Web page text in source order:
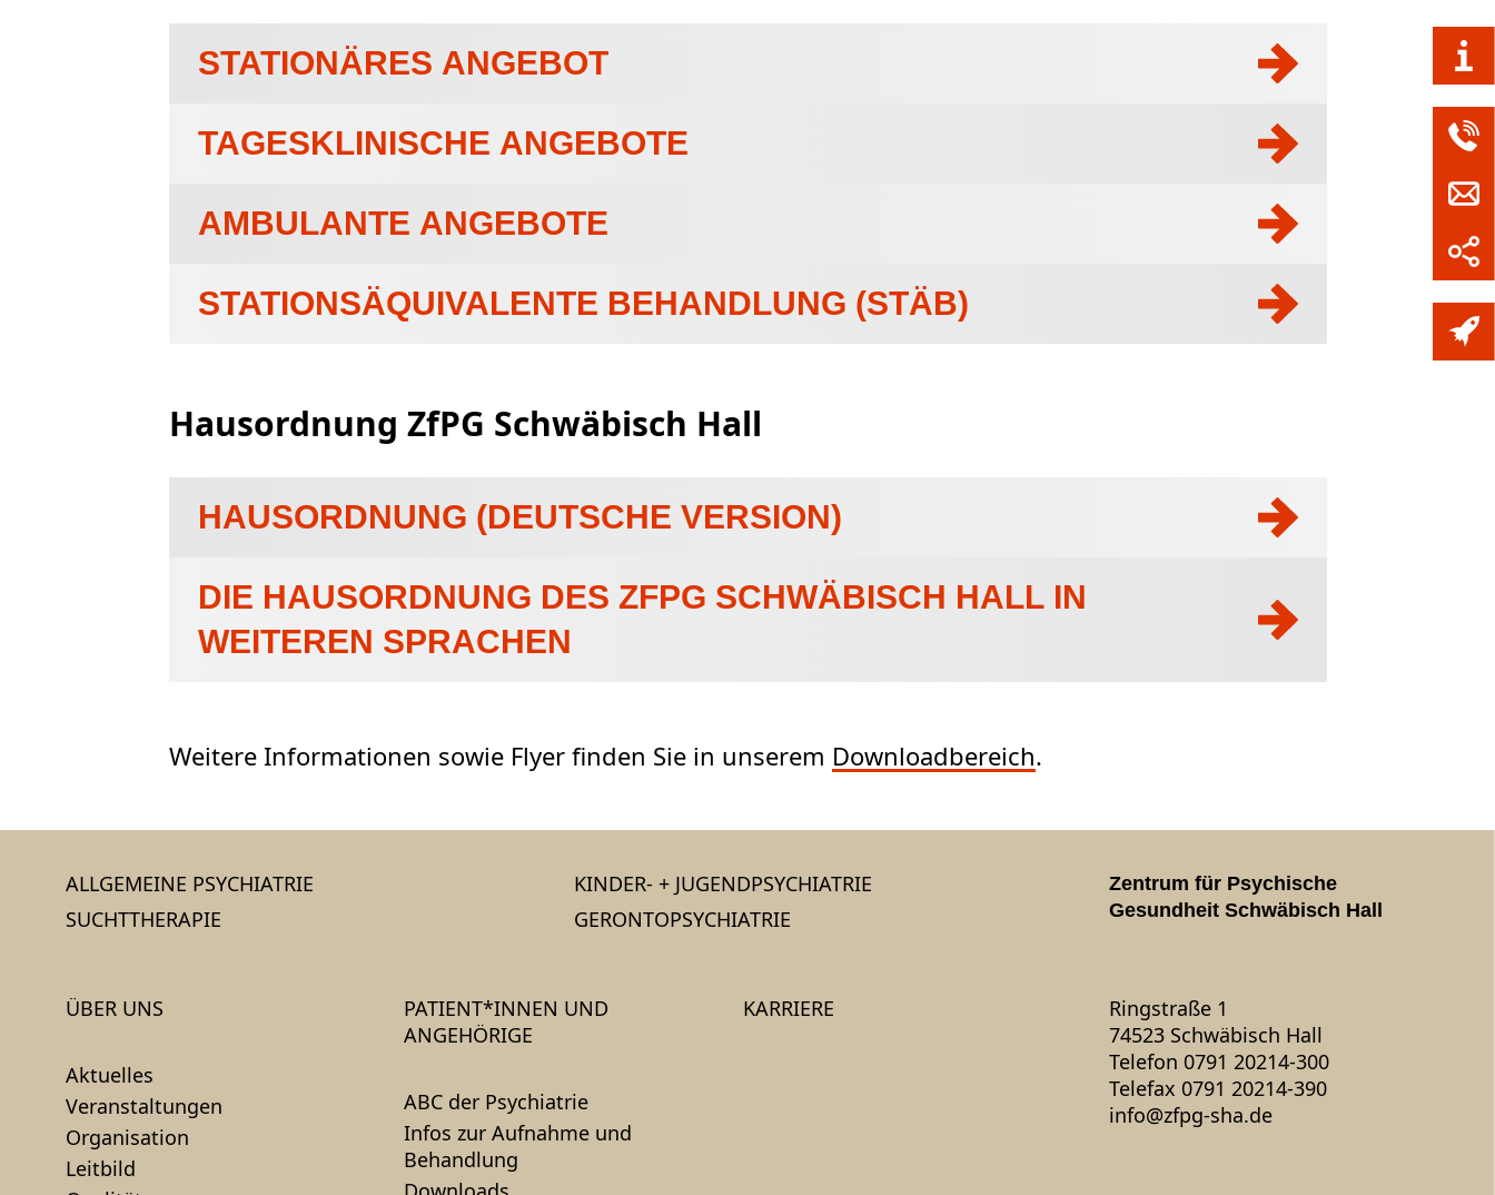
STATIONÄRES ANGEBOT
TAGESKLINISCHE ANGEBOTE
AMBULANTE ANGEBOTE
STATIONSÄQUIVALENTE BEHANDLUNG (STÄB)
Hausordnung ZfPG Schwäbisch Hall
HAUSORDNUNG (DEUTSCHE VERSION)
DIE HAUSORDNUNG DES ZFPG SCHWÄBISCH HALL IN
WEITEREN SPRACHEN
Weitere Informationen sowie Flyer finden Sie in unserem Downloadbereich.
ALLGEMEINE PSYCHIATRIE
SUCHTTHERAPIE
KINDER- + JUGENDPSYCHIATRIE
GERONTOPSYCHIATRIE
Zentrum für Psychische
Gesundheit Schwäbisch Hall
ÜBER UNS
Aktuelles
Veranstaltungen
Organisation
Leitbild
PATIENT*INNEN UND
ANGEHÖRIGE
ABC der Psychiatrie
Infos zur Aufnahme und
Behandlung
KARRIERE
Ringstraße 1
74523 Schwäbisch Hall
Telefon 0791 20214-300
Telefax 0791 20214-390
info@zfpg-sha.de